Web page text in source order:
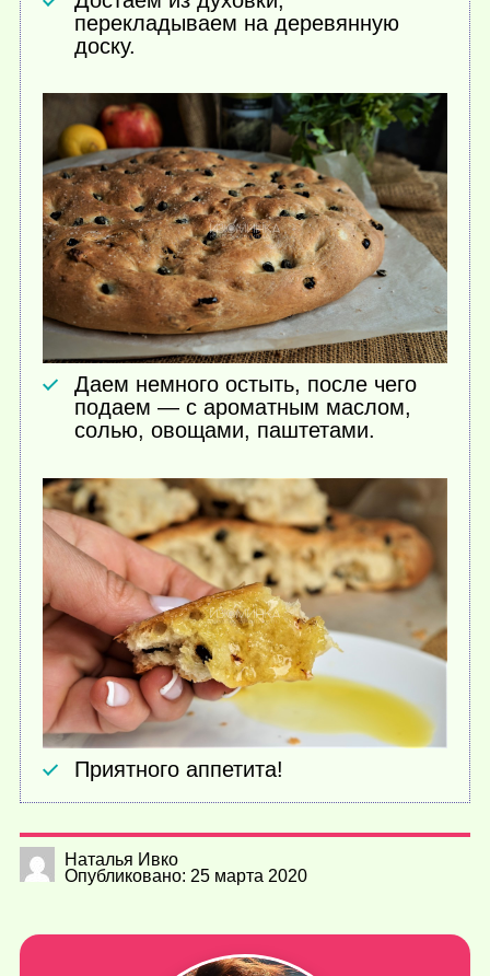
перекладываем на деревянную
доску.
Даем немного остыть, после чего
подаем — с ароматным маслом,
солью, овощами, паштетами.
Приятного аппетита!
Наталья Ивко
Опубликовано: 25 марта 2020